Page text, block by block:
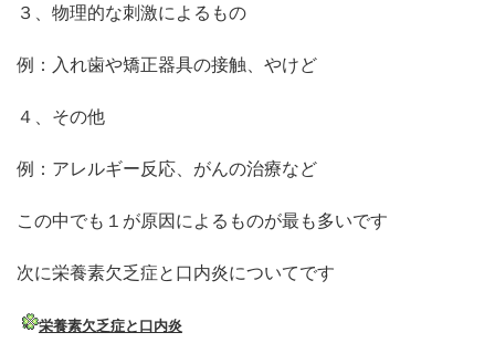
３、物理的な刺激によるもの
例：入れ歯や矯正器具の接触、やけど
４、その他
例：アレルギー反応、がんの治療など
この中でも１が原因によるものが最も多いです
次に栄養素欠乏症と口内炎についてです
栄養素欠乏症と口内炎